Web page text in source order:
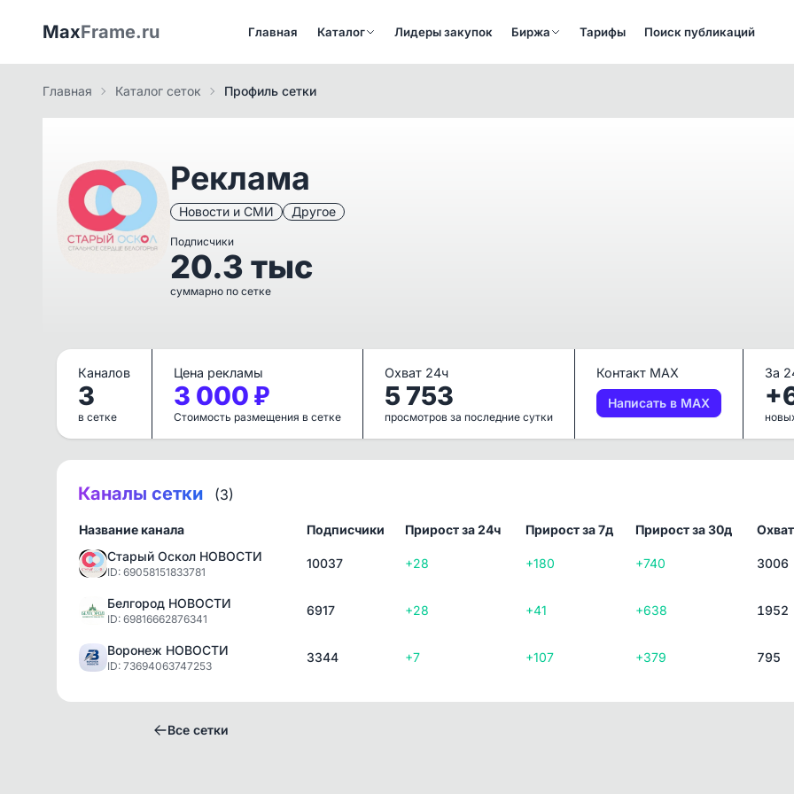
MaxFrame.ru Главная Каталог Лидеры закупок Биржа Тарифы Поиск публикаций
Главная Каталог сеток Профиль сетки
Реклама
Новости и СМИ Другое
Подписчики
20.3 тыс
суммарно по сетке
Каналов
3
в сетке
Цена рекламы
3 000 ₽
Стоимость размещения в сетке
Охват 24ч
5 753
просмотров за последние сутки
Контакт MAX
Написать в MAX
За
Каналы сетки (3)
Название канала Подписчики Прирост за 24ч Прирост за 7д Прирост за 30д
Старый Оскол НОВОСТИ
ID: 69058151833781
10037 +28 +180 +740 3006
Белгород НОВОСТИ
ID: 69816662876341
6917 +28 +41 +638 1952
Воронеж НОВОСТИ
ID: 73694063747253
3344 +7 +107 +379 795
Все сетки